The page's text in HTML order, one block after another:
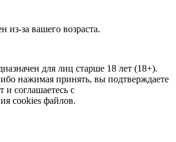
из-за вашего возраста.
для лиц старше 18 лет (18+).
нажимая принять, вы подтверждаете
и соглашаетесь с
cookies файлов.